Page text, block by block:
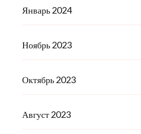
Январь 2024
Ноябрь 2023
Октябрь 2023
Август 2023